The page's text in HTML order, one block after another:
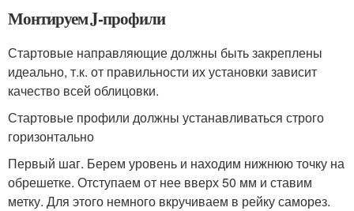
Монтируем J-профили
Стартовые направляющие должны быть закреплены
идеально, т.к. от правильности их установки зависит
качество всей облицовки.
Стартовые профили должны устанавливаться строго
горизонтально
Первый шаг. Берем уровень и находим нижнюю точку на
обрешетке. Отступаем от нее вверх 50 мм и ставим
метку. Для этого немного вкручиваем в рейку саморез.